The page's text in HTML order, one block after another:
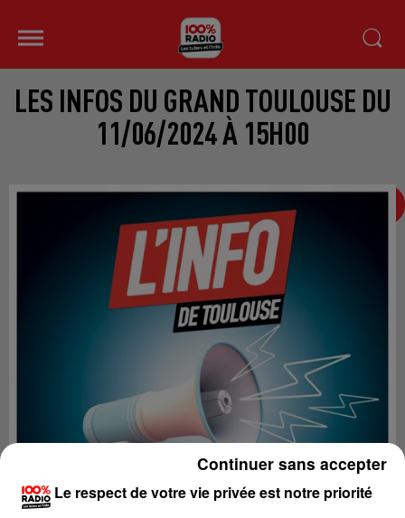
LES INFOS DU GRAND TOULOUSE DU
11/06/2024 À 15H00
Le respect de votre vie privée est notre priorité
Continuer sans accepter